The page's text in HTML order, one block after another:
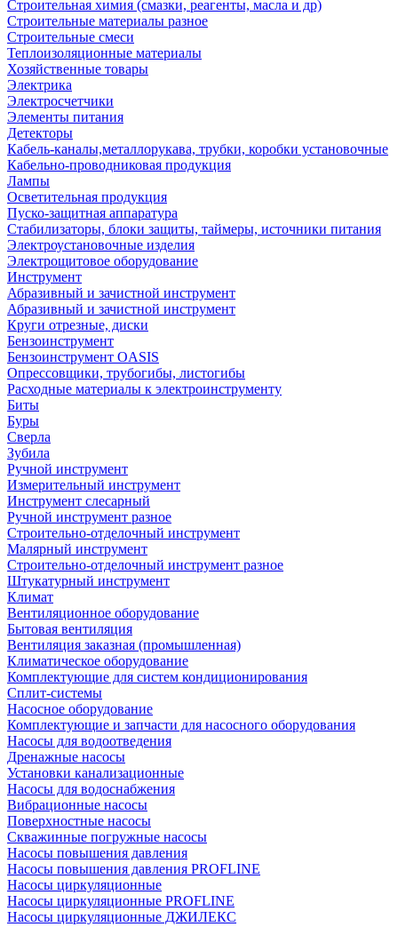
Строительная химия (смазки, реагенты, масла и др)
Строительные материалы разное
Строительные смеси
Теплоизоляционные материалы
Хозяйственные товары
Электрика
Электросчетчики
Элементы питания
Детекторы
Кабель-каналы,металлорукава, трубки, коробки установочные
Кабельно-проводниковая продукция
Лампы
Осветительная продукция
Пуско-защитная аппаратура
Стабилизаторы, блоки защиты, таймеры, источники питания
Электроустановочные изделия
Электрощитовое оборудование
Инструмент
Абразивный и зачистной инструмент
Абразивный и зачистной инструмент
Круги отрезные, диски
Бензоинструмент
Бензоинструмент OASIS
Опрессовщики, трубогибы, листогибы
Расходные материалы к электроинструменту
Биты
Буры
Сверла
Зубила
Ручной инструмент
Измерительный инструмент
Инструмент слесарный
Ручной инструмент разное
Строительно-отделочный инструмент
Малярный инструмент
Строительно-отделочный инструмент разное
Штукатурный инструмент
Климат
Вентиляционное оборудование
Бытовая вентиляция
Вентиляция заказная (промышленная)
Климатическое оборудование
Комплектующие для систем кондиционирования
Сплит-системы
Насосное оборудование
Комплектующие и запчасти для насосного оборудования
Насосы для водоотведения
Дренажные насосы
Установки канализационные
Насосы для водоснабжения
Вибрационные насосы
Поверхностные насосы
Скважинные погружные насосы
Насосы повышения давления
Насосы повышения давления PROFLINE
Насосы циркуляционные
Насосы циркуляционные PROFLINE
Насосы циркуляционные ДЖИЛЕКС